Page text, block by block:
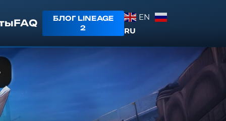
FAQ
БЛОГ LINEAGE
2
EN
RU